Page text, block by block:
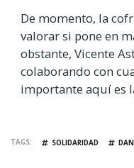
De momento, la
valorar si pone en
obstante, Vicente
colaborando con
importante aquí es
TAGS SOLIDARIDAD